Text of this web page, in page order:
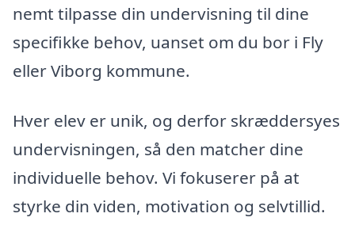
nemt tilpasse din undervisning til dine
specifikke behov, uanset om du bor i Fly
eller Viborg kommune.
Hver elev er unik, og derfor skræddersyes
undervisningen, så den matcher dine
individuelle behov. Vi fokuserer på at
styrke din viden, motivation og selvtillid.